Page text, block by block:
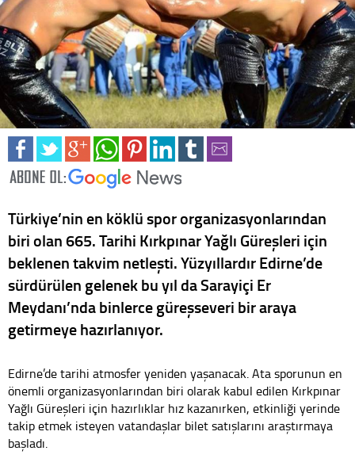
Türkiye’nin en köklü spor organizasyonlarından
biri olan 665. Tarihi Kırkpınar Yağlı Güreşleri için
beklenen takvim netleşti. Yüzyıllardır Edirne’de
sürdürülen gelenek bu yıl da Sarayiçi Er
Meydanı’nda binlerce güreşseveri bir araya
getirmeye hazırlanıyor.
Edirne’de tarihi atmosfer yeniden yaşanacak. Ata sporunun en
önemli organizasyonlarından biri olarak kabul edilen Kırkpınar
Yağlı Güreşleri için hazırlıklar hız kazanırken, etkinliği yerinde
takip etmek isteyen vatandaşlar bilet satışlarını araştırmaya
başladı.